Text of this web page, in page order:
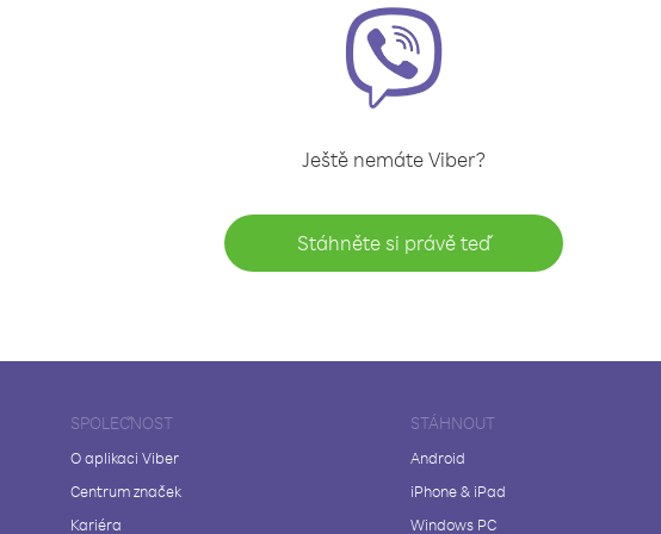
Ještě nemáte Viber?
Stáhněte si právě teď
SPOLEČNOST
O aplikaci Viber
Centrum značek
Kariéra
STÁHNOUT
Android
iPhone & iPad
Windows PC